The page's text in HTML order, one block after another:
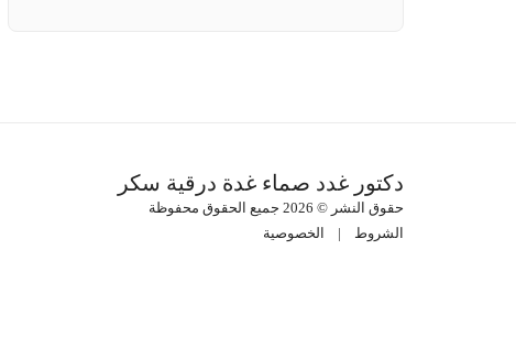
دكتور غدد صماء غدة درقية سكر
حقوق النشر © 2026 جميع الحقوق محفوظة
الشروط | الخصوصية